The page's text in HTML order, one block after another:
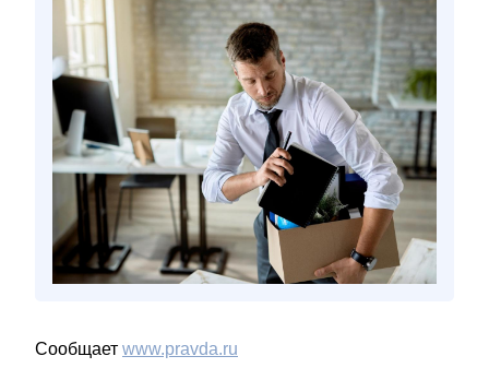
Сообщает www.pravda.ru